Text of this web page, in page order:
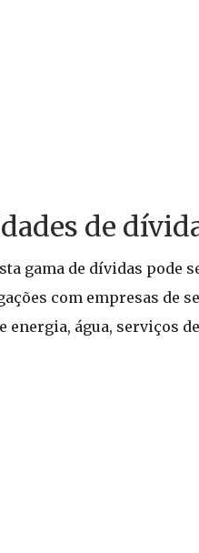
de
gama de dívidas
com empresas de
água, serviços